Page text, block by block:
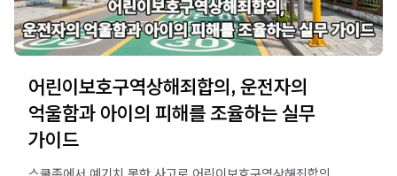
어린이보호구역상해죄합의, 운전자의
억울함과 아이의 피해를 조율하는 실무
가이드